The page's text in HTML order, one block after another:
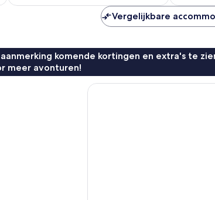
Vergelijkbare
komende kortingen en extra's te
meer avonturen!